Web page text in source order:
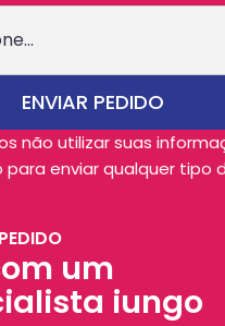
um
iungo
não utilizar suas
enviar qualquer tipo